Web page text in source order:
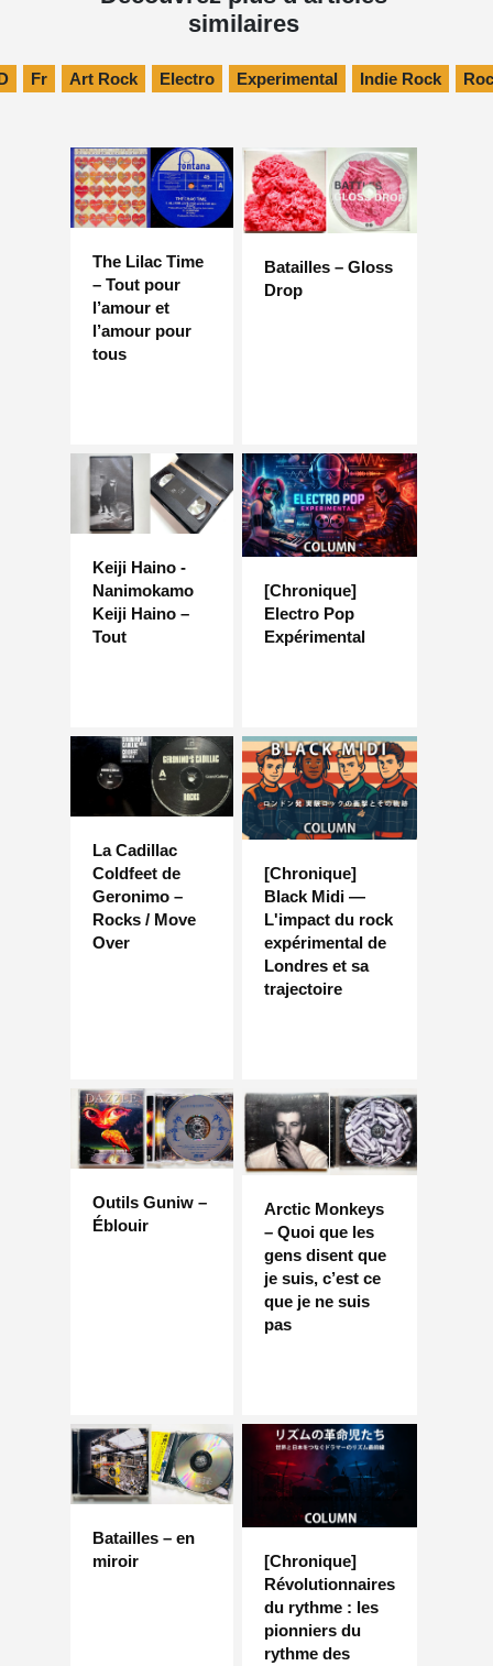
similaires
Fr Art Rock Electro Experimental Indie Rock
The Lilac Time
– Tout pour
l’amour et
l’amour pour
tous
Batailles – Gloss
Drop
Keiji Haino -
Nanimokamo
Keiji Haino –
Tout
[Chronique]
Electro Pop
Expérimental
La Cadillac
Coldfeet de
Geronimo –
Rocks / Move
Over
[Chronique]
Black Midi —
L'impact du rock
expérimental de
Londres et sa
trajectoire
Outils Guniw –
Éblouir
Arctic Monkeys
– Quoi que les
gens disent que
je suis, c’est ce
que je ne suis
pas
Batailles – en
miroir
[Chronique]
Révolutionnaires
du rythme : les
pionniers du
rythme des